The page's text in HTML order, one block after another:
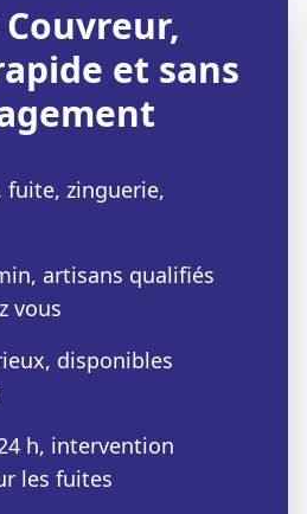
et sans
fuite, zinguerie,
artisans qualifiés
vous
disponibles
h, intervention
les fuites